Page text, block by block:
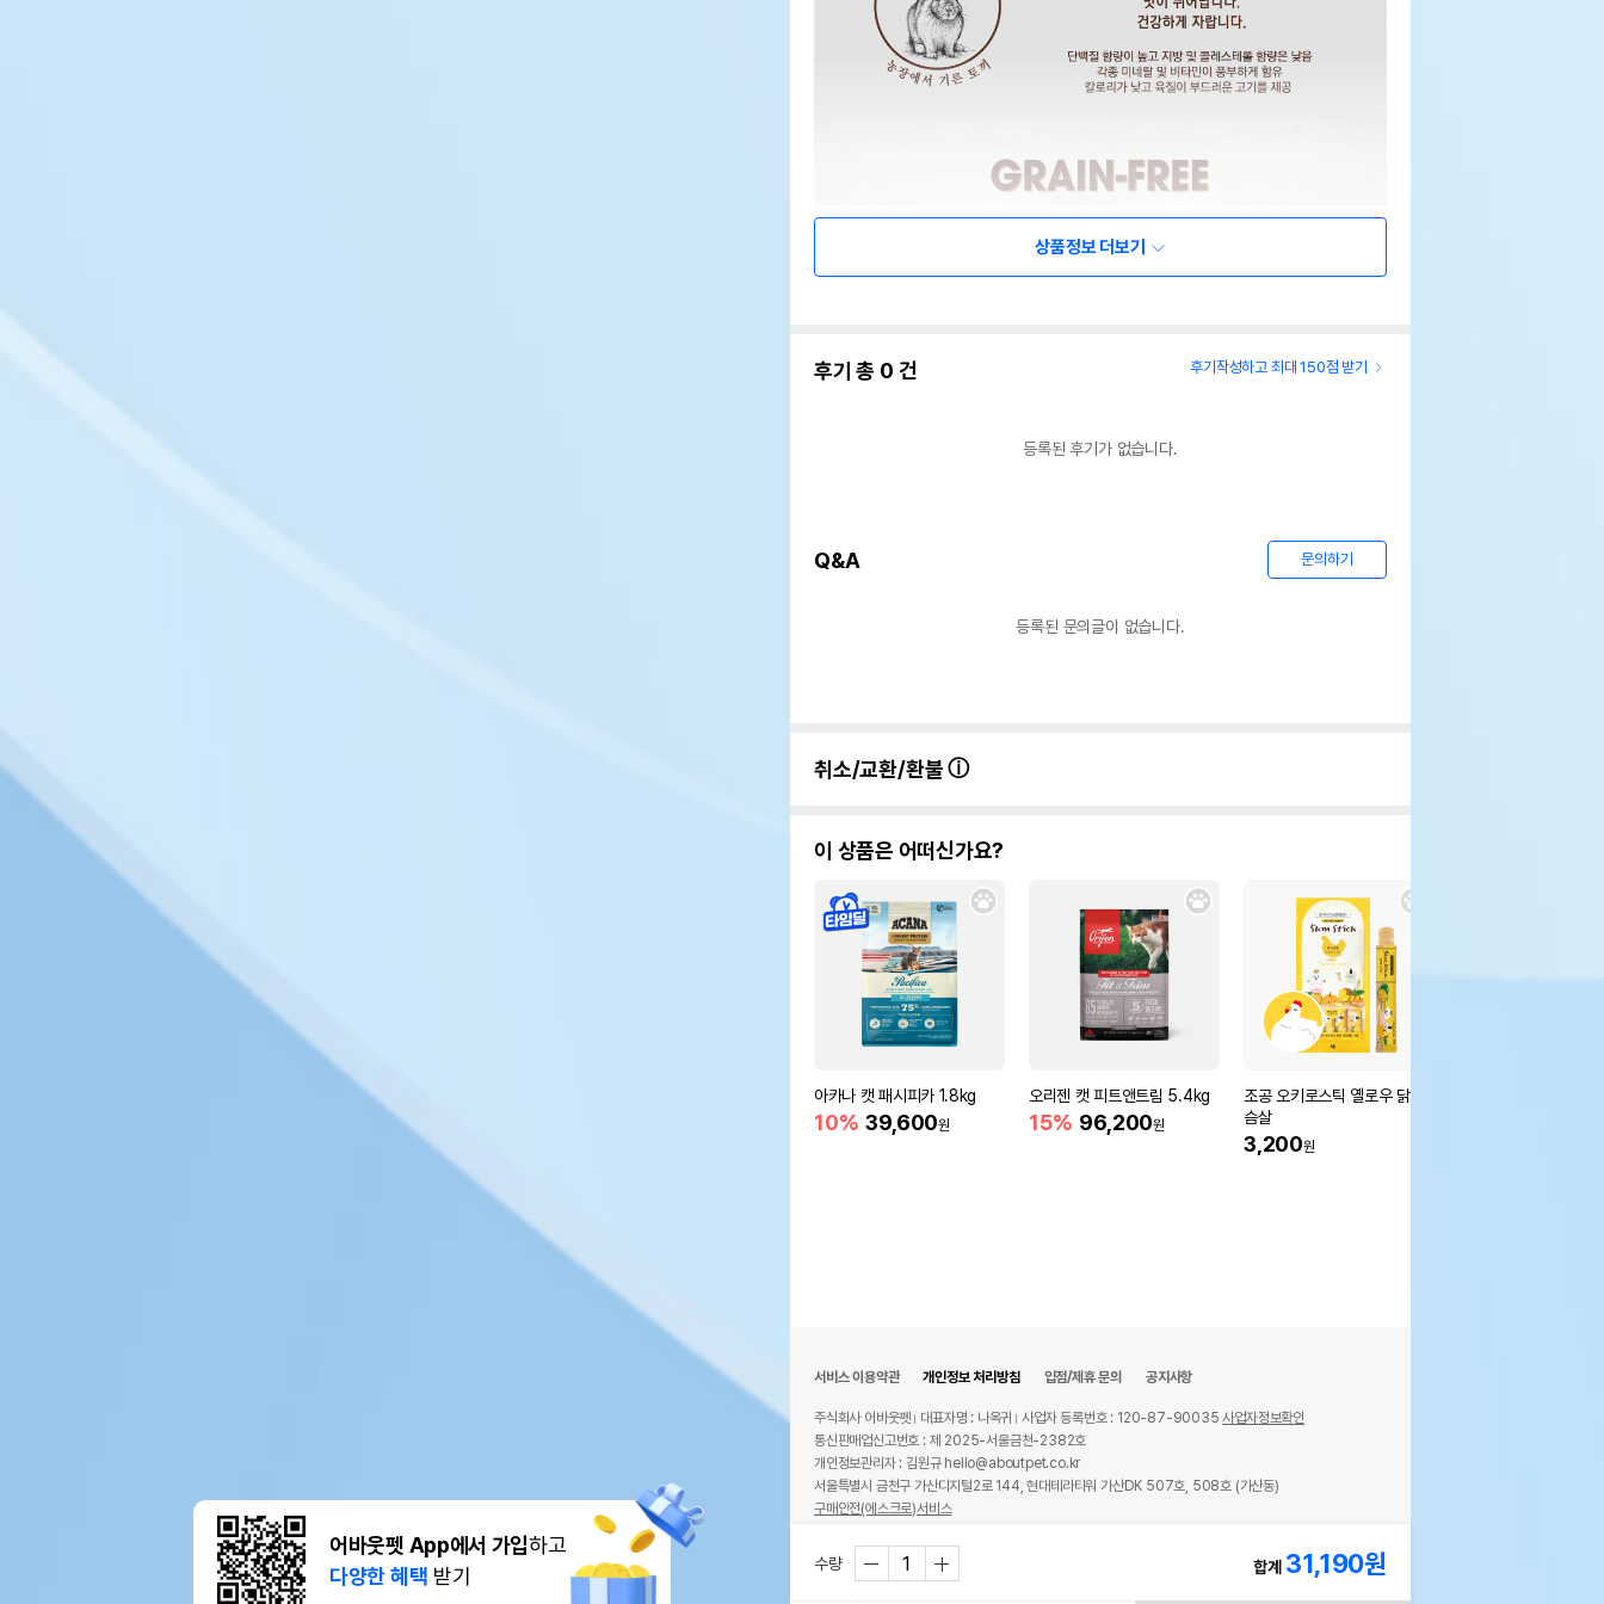
어바웃펫 App에서 가입하고
다양한 혜택 받기
상품정보 더보기
후기 총 0 건 후기작성하고 최대 150점 받기
등록된 후기가 없습니다.
Q&A 문의하기
등록된 문의글이 없습니다.
취소/교환/환불
이 상품은 어떠신가요?
아카나 캣 패시피카 1.8kg
10% 39,600원
오리젠 캣 피트앤트림 5.4kg
15% 96,200원
조공 오키로스틱 옐로우 닭가
슴살
3,200원
수량 합계 31,190원
서비스 이용약관 개인정보 처리방침 입점/제휴 문의 공지사항
주식회사 어바웃펫 대표자명 : 나옥귀 사업자 등록번호 : 120-87-90035사업자정보확인
통신판매업신고번호 : 제 2025-서울금천-2382호
개인정보관리자 : 김원규 hello@aboutpet.co.kr
서울특별시 금천구 가산디지털2로 144, 현대테라타워 가산DK 507호, 508호 (가산동)
구매안전(에스크로)서비스